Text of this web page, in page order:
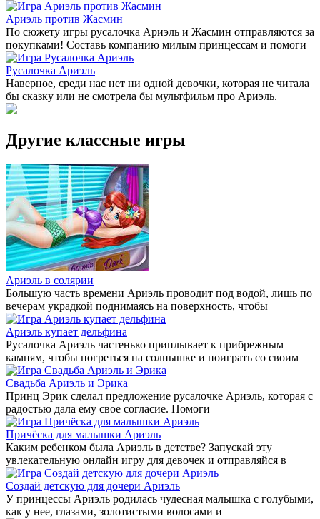
Ариэль против Жасмин
По сюжету игры русалочка Ариэль и Жасмин отправляются за
покупками! Составь компанию милым принцессам и помоги
Русалочка Ариэль
Наверное, среди нас нет ни одной девочки, которая не читала
бы сказку или не смотрела бы мультфильм про Ариэль.
Другие классные игры
Ариэль в солярии
Большую часть времени Ариэль проводит под водой, лишь по
вечерам украдкой поднимаясь на поверхность, чтобы
Ариэль купает дельфина
Русалочка Ариэль частенько приплывает к прибрежным
камням, чтобы погреться на солнышке и поиграть со своим
Свадьба Ариэль и Эрика
Принц Эрик сделал предложение русалочке Ариэль, которая с
радостью дала ему свое согласие. Помоги
Причёска для малышки Ариэль
Каким ребенком была Ариэль в детстве? Запускай эту
увлекательную онлайн игру для девочек и отправляйся в
Создай детскую для дочери Ариэль
У принцессы Ариэль родилась чудесная малышка с голубыми,
как у нее, глазами, золотистыми волосами и